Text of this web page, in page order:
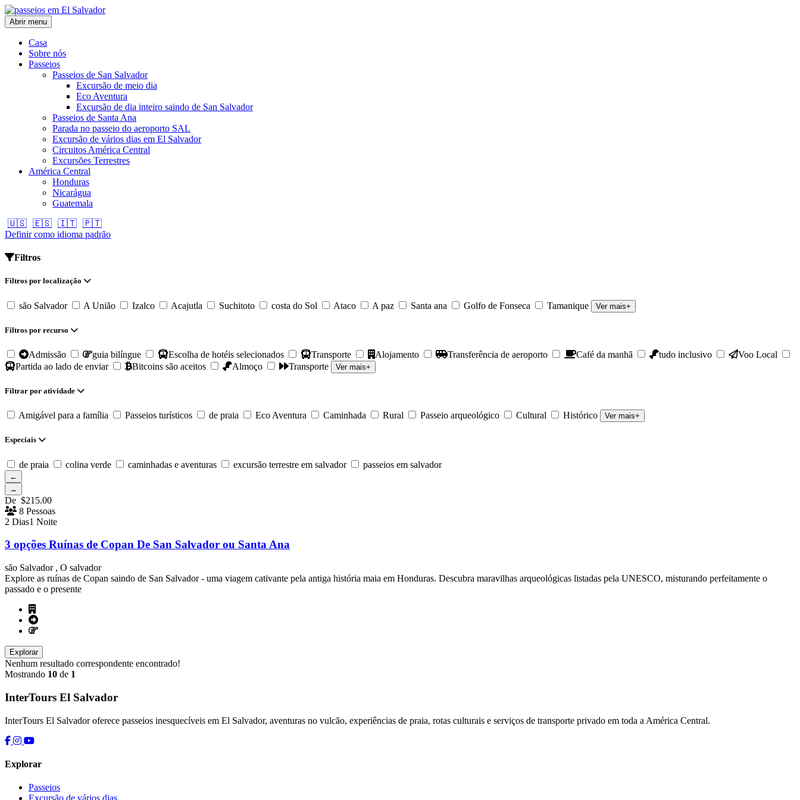
Abrir menu
Casa
Sobre nós
Passeios
Passeios de San Salvador
Excursão de meio dia
Eco Aventura
Excursão de dia inteiro saindo de San Salvador
Passeios de Santa Ana
Parada no passeio do aeroporto SAL
Excursão de vários dias em El Salvador
Circuitos América Central
Excursões Terrestres
América Central
Honduras
Nicarágua
Guatemala
🇺🇸 🇪🇸 🇮🇹 🇵🇹
Definir como idioma padrão
Filtros
Filtros por localização
são Salvador A União Izalco Acajutla Suchitoto costa do Sol Ataco A paz Santa ana Golfo de Fonseca Tamanique Ver mais+
Filtros por recurso
Admissão guia bilíngue Escolha de hotéis selecionados Transporte Alojamento Transferência de aeroporto Café da manhã tudo inclusivo
Voo Local
Partida ao lado de enviar
Bitcoins são aceitos Almoço Transporte Ver mais+
Filtrar por atividade
Amigável para a família Passeios turísticos de praia Eco Aventura Caminhada Rural Passeio arqueológico Cultural Histórico Ver mais+
Especiais
de praia colina verde caminhadas e aventuras excursão terrestre em salvador passeios em salvador
←
→
De $215.00
8 Pessoas
2 Dias1 Noite
3 opções Ruínas de Copan De San Salvador ou Santa Ana
são Salvador , O salvador
Explore as ruínas de Copan saindo de San Salvador - uma viagem cativante pela antiga história maia em Honduras. Descubra maravilhas arqueológicas listadas pela UNESCO, misturando perfeitamente o
passado e o presente
Explorar
Nenhum resultado correspondente encontrado!
Mostrando 10 de 1
InterTours El Salvador
InterTours El Salvador oferece passeios inesquecíveis em El Salvador, aventuras no vulcão, experiências de praia, rotas culturais e serviços de transporte privado em toda a América Central.
Explorar
Passeios
Excursão de vários dias